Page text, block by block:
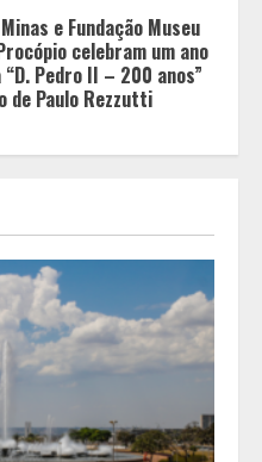
seca impulsiona ritmo
e reforça perspectivas
civil no DF
Feira e Festival da
Confeitaria Mineira
hoje: 18 horas na vida
vigilância